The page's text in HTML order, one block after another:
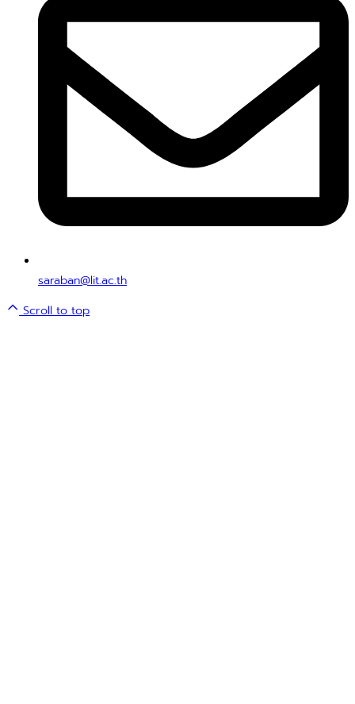
saraban@lit.ac.th
Scroll to top